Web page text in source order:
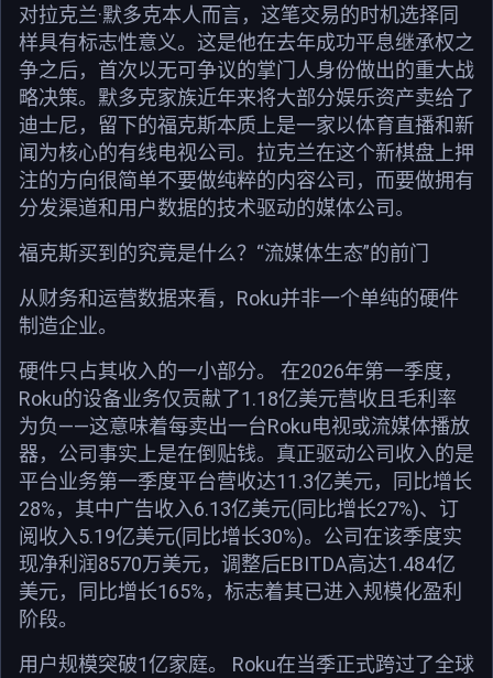
对拉克兰·默多克本人而言，这笔交易的时机选择同
样具有标志性意义。这是他在去年成功平息继承权之
争之后，首次以无可争议的掌门人身份做出的重大战
略决策。默多克家族近年来将大部分娱乐资产卖给了
迪士尼，留下的福克斯本质上是一家以体育直播和新
闻为核心的有线电视公司。拉克兰在这个新棋盘上押
注的方向很简单不要做纯粹的内容公司，而要做拥有
分发渠道和用户数据的技术驱动的媒体公司。
福克斯买到的究竟是什么？“流媒体生态”的前门
从财务和运营数据来看，Roku并非一个单纯的硬件
制造企业。
硬件只占其收入的一小部分。 在2026年第一季度，
Roku的设备业务仅贡献了1.18亿美元营收且毛利率
为负——这意味着每卖出一台Roku电视或流媒体播放
器，公司事实上是在倒贴钱。真正驱动公司收入的是
平台业务第一季度平台营收达11.3亿美元，同比增长
28%，其中广告收入6.13亿美元(同比增长27%)、订
阅收入5.19亿美元(同比增长30%)。公司在该季度实
现净利润8570万美元，调整后EBITDA高达1.484亿
美元，同比增长165%，标志着其已进入规模化盈利
阶段。
用户规模突破1亿家庭。 Roku在当季正式跨过了全球